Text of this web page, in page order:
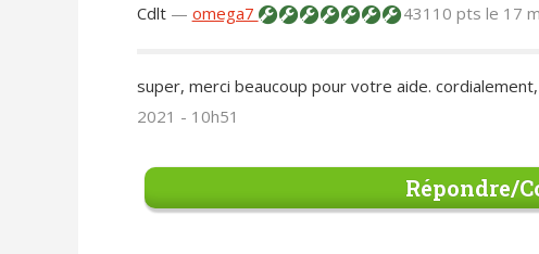
Cdlt — omega7 43110 pts le 17
super, merci beaucoup pour votre aide. cordialement,
2021 - 10h51
Répondre/